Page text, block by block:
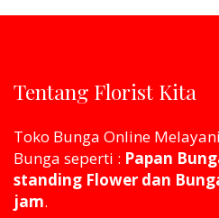
Tentang Florist Kita
Toko Bunga Online
Bunga seperti : Papan
standing Flower dan
jam.